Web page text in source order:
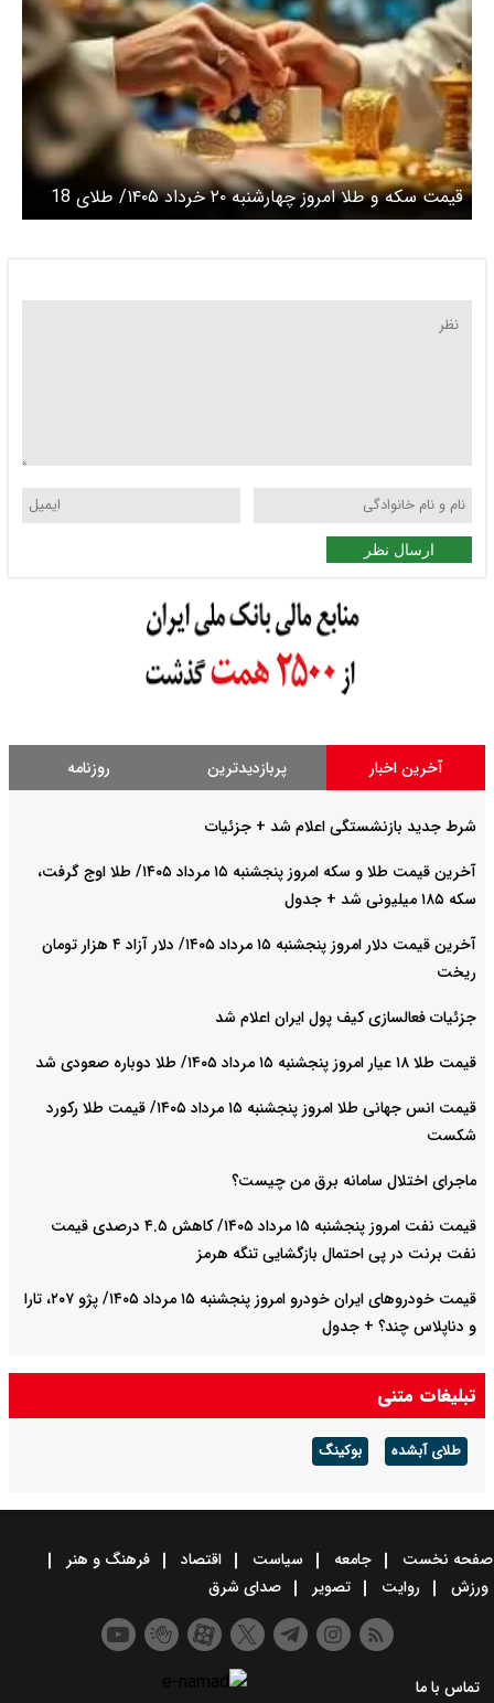
قیمت سکه و طلا امروز چهارشنبه ۲۰ خرداد ۱۴۰۵/ طلای 18
عیار امروز چند؟ + جدول
ارسال نظر
آخرین اخبار پربازدیدترین روزنامه
شرط جدید بازنشستگی اعلام شد + جزئیات
آخرین قیمت طلا و سکه امروز پنجشنبه ۱۵ مرداد ۱۴۰۵/ طلا اوج گرفت،
سکه ۱۸۵ میلیونی شد + جدول
آخرین قیمت دلار امروز پنجشنبه ۱۵ مرداد ۱۴۰۵/ دلار آزاد ۴ هزار تومان
ریخت
جزئیات فعالسازی کیف پول ایران اعلام شد
قیمت طلا ۱۸ عیار امروز پنجشنبه ۱۵ مرداد ۱۴۰۵/ طلا دوباره صعودی شد
قیمت انس جهانی طلا امروز پنجشنبه ۱۵ مرداد ۱۴۰۵/ قیمت طلا رکورد
شکست
ماجرای اختلال سامانه برق من چیست؟
قیمت نفت امروز پنجشنبه ۱۵ مرداد ۱۴۰۵/ کاهش ۴.۵ درصدی قیمت
نفت برنت در پی احتمال بازگشایی تنگه هرمز
قیمت خودرو‌های ایران خودرو امروز پنجشنبه ۱۵ مرداد ۱۴۰۵/ پژو ۲۰۷، تارا
و دناپلاس چند؟ + جدول
قیمت خودرو‌های سایپا امروز پنجشنبه ۱۵ مرداد ۱۴۰۵/ شاهین، کوییک و
ساینا چند قیمت خورد؟+ جدول
تبلیغات متنی
طلای آبشده بوکینگ
صفحه نخست جامعه سیاست اقتصاد
فرهنگ و هنر
ورزش
روایت تصویر صدای شرق
تماس با ما